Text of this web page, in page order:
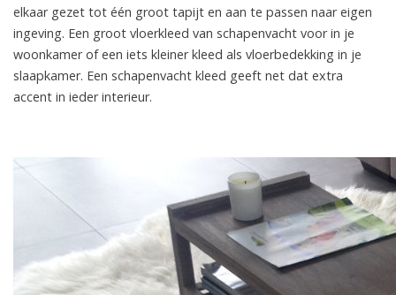
elkaar gezet tot één groot tapijt en aan te passen naar eigen
ingeving. Een groot vloerkleed van schapenvacht voor in je
woonkamer of een iets kleiner kleed als vloerbedekking in je
slaapkamer. Een schapenvacht kleed geeft net dat extra
accent in ieder interieur.